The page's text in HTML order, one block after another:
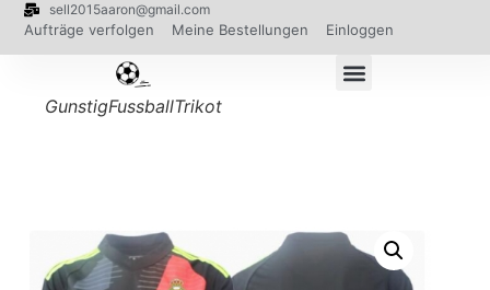
sell2015aaron@gmail.com
Aufträge verfolgen Meine Bestellungen Einloggen
GunstigFussballTrikot